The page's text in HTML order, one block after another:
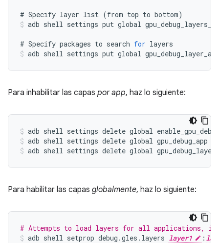
# Specify layer list (from top to bottom)
adb shell settings put global
# Specify packages to search for layers
adb shell settings put global gpu_debug_layer_app
Para inhabilitar las capas por app, haz lo siguiente:
adb shell settings delete global
adb shell settings delete global gpu_debug_app
adb shell settings delete global
Para habilitar las capas globalmente, haz lo siguiente:
# Attempts to load layers for all applications,
adb shell setprop debug .gles . layers layer1 :